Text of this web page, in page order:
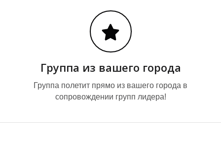
Группа из вашего города
Группа полетит прямо из вашего города в
сопровождении групп лидера!